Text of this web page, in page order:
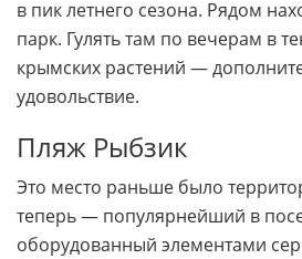
в пик летнего сезона. Рядом
парк. Гулять там по вечерам в
крымских растений —
удовольствие.
Пляж Рыбзик
Это место раньше было
теперь — популярнейший в
оборудованный элементами